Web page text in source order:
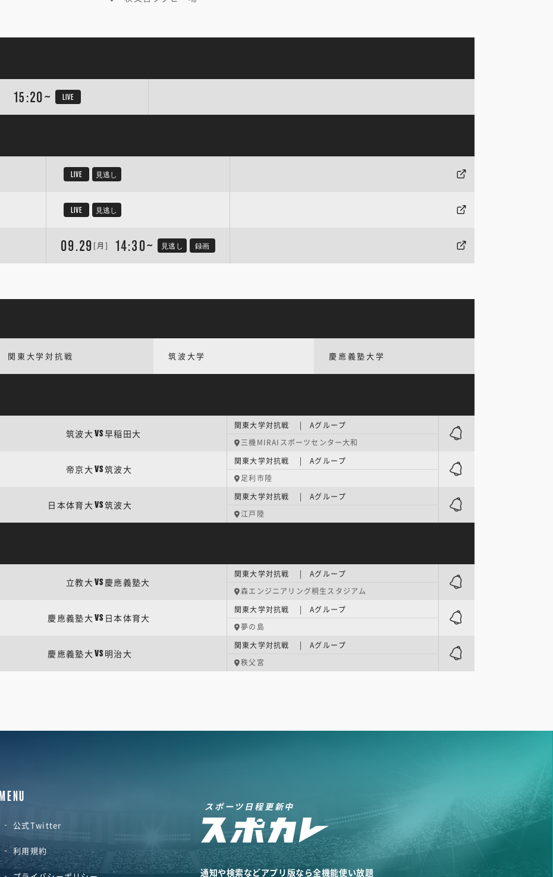
15:20~ LIVE
LIVE 見逃し
LIVE 見逃し
09.29 [月] 14:30~ 見逃し 録画
関東大学対抗戦 筑波大学 慶應義塾大学
筑波大 VS早稲田大
関東大学対抗戦 | Aグループ
三機MIRAIスポーツセンター大和
帝京大 VS筑波大
関東大学対抗戦 | Aグループ
足利市陸
日本体育大 VS筑波大
関東大学対抗戦 | Aグループ
江戸陸
立教大 VS 慶應義塾大
関東大学対抗戦 | Aグループ
森エンジニアリング桐生スタジアム
慶應義塾大 VS 日本体育大
関東大学対抗戦 | Aグループ
夢の島
慶應義塾大 VS 明治大
関東大学対抗戦 | Aグループ
秩父宮
MENU
公式Twitter
利用規約
スポーツ日程更新中
通知や検索などアプリ版なら全機能使い放題